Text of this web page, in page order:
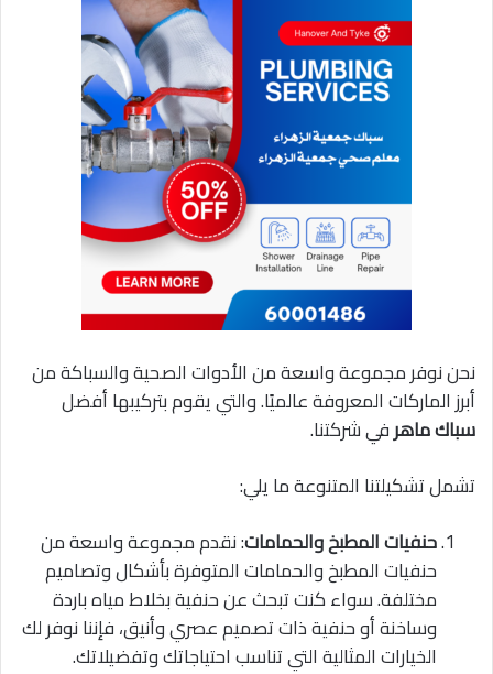
نحن نوفر مجموعة واسعة من الأدوات الصحية والسباكة من
أبرز الماركات المعروفة عالميًا. والتي يقوم بتركيبها أفضل
سباك ماهرفي شركتنا.
تشمل تشكيلتنا المتنوعة ما يلي:
حنفيات المطبخ والحمامات: نقدم مجموعة واسعة من
حنفيات المطبخ والحمامات المتوفرة بأشكال وتصاميم
مختلفة. سواء كنت تبحث عن حنفية بخلاط مياه باردة
وساخنة أو حنفية ذات تصميم عصري وأنيق، فإننا نوفر لك
الخيارات المثالية التي تناسب احتياجاتك وتفضيلاتك.